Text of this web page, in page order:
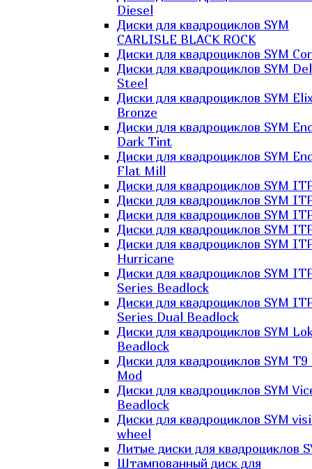
Diesel
Диски для квадроциклов SYM
CARLISLE BLACK ROCK
Диски для квадроциклов SYM
Диски для квадроциклов SYM
Steel
Диски для квадроциклов SYM
Bronze
Диски для квадроциклов SYM
Dark Tint
Диски для квадроциклов SYM
Flat Mill
Диски для квадроциклов SYM
Диски для квадроциклов SYM
Диски для квадроциклов SYM
Диски для квадроциклов SYM
Диски для квадроциклов SYM
Hurricane
Диски для квадроциклов SYM
Series Beadlock
Диски для квадроциклов SYM
Series Dual Beadlock
Диски для квадроциклов SYM
Beadlock
Диски для квадроциклов SYM T9
Mod
Диски для квадроциклов SYM
Beadlock
Диски для квадроциклов SYM
wheel
Литые диски для квадроциклов
Штампованный диск для